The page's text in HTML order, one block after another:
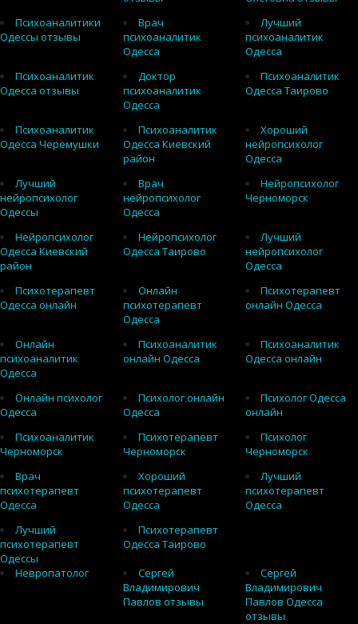
Психоаналитики
Одессы отзывы
Врач
психоаналитик
Одесса
Лучший
психоаналитик
Одесса
Психоаналитик
Одесса отзывы
Доктор
психоаналитик
Одесса
Психоаналитик
Одесса Таирово
Психоаналитик
Одесса Черемушки
Психоаналитик
Одесса Киевский
район
Хороший
нейропсихолог
Одесса
Лучший
нейропсихолог
Одессы
Врач
нейропсихолог
Одесса
Нейропсихолог
Черноморск
Нейропсихолог
Одесса Киевский
район
Нейропсихолог
Одесса Таирово
Лучший
нейропсихолог
Одесса
Психотерапевт
Одесса онлайн
Онлайн
психотерапевт
Одесса
Психотерапевт
онлайн Одесса
Онлайн
психоаналитик
Одесса
Психоаналитик
онлайн Одесса
Психоаналитик
Одесса онлайн
Онлайн психолог
Одесса
Психолог онлайн
Одесса
Психолог Одесса
онлайн
Психоаналитик
Черноморск
Психотерапевт
Черноморск
Психолог
Черноморск
Врач
психотерапевт
Одесса
Хороший
психотерапевт
Одесса
Лучший
психотерапевт
Одесса
Лучший
психотерапевт
Одессы
Психотерапевт
Одесса Таирово
Невропатолог
Сергей
Владимирович
Павлов отзывы
Сергей
Владимирович
Павлов Одесса
отзывы